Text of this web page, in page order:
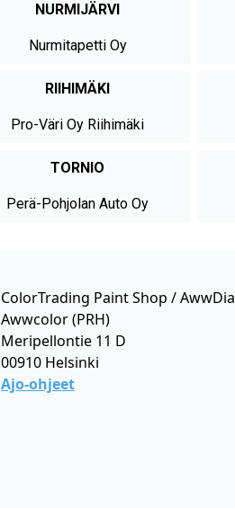
NURMIJÄRVI
Nurmitapetti Oy
RIIHIMÄKI
Pro-Väri Oy Riihimäki
TORNIO
Perä-Pohjolan Auto Oy
ColorTrading Paint Shop / AwwDia
Awwcolor (PRH)
Meripellontie 11 D
00910 Helsinki
Ajo-ohjeet